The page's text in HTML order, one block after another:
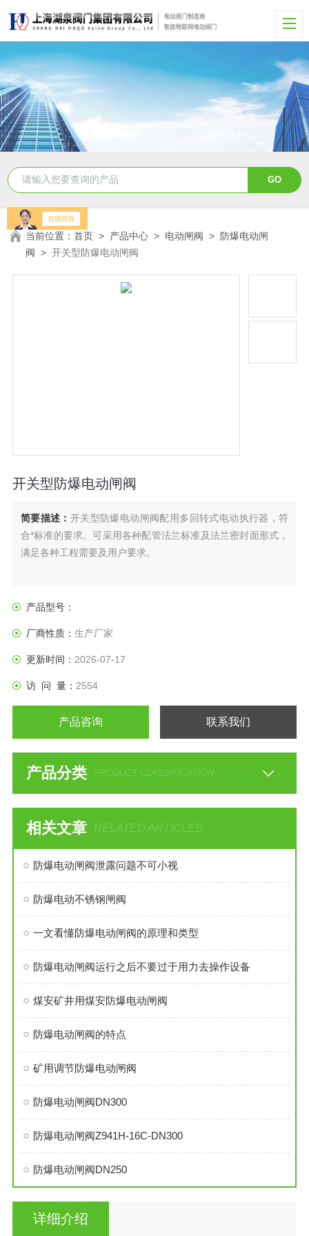
当前位置：首页 > 产品中心 > 电动闸阀 > 防爆电动闸
阀 >开关型防爆电动闸阀
开关型防爆电动闸阀
简要描述： 开关型防爆电动闸阀配用多回转式电动执行器，符
合*标准的要求。可采用各种配管法兰标准及法兰密封面形式，
满足各种工程需要及用户要求。
产品型号：
厂商性质： 生产厂家
更新时间： 2026-07-17
访 问 量： 2554
产品咨询 联系我们
产品分类 PRODUCT CLASSIFICATION
相关文章 RELATED ARTICLES
防爆电动闸阀泄露问题不可小视
防爆电动不锈钢闸阀
一文看懂防爆电动闸阀的原理和类型
防爆电动闸阀运行之后不要过于用力去操作设备
煤安矿井用煤安防爆电动闸阀
防爆电动闸阀的特点
矿用调节防爆电动闸阀
防爆电动闸阀DN300
防爆电动闸阀Z941H-16C-DN300
防爆电动闸阀DN250
详细介绍